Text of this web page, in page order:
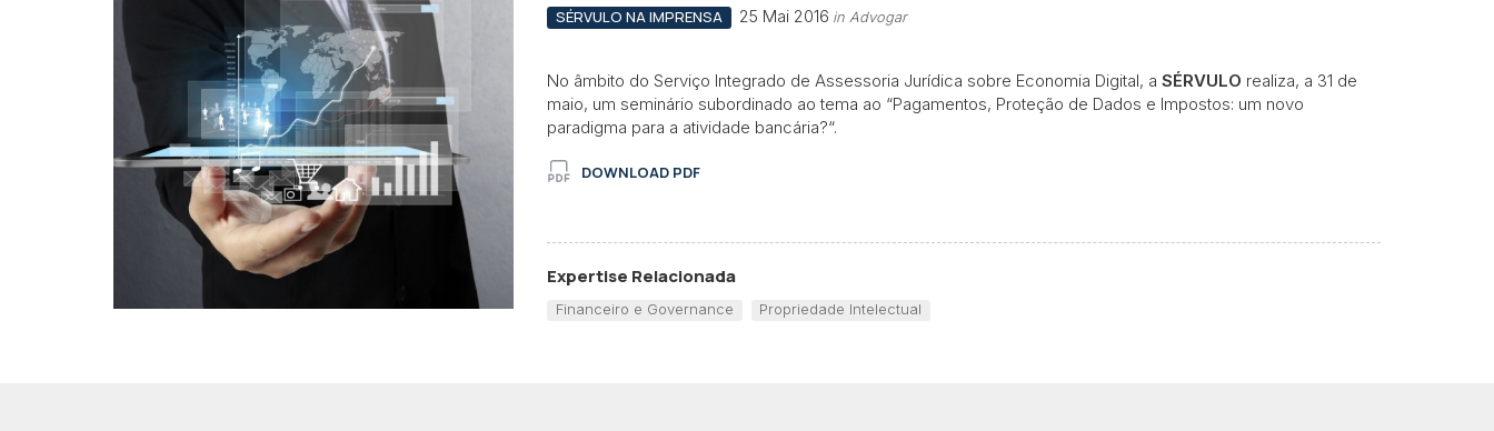
SÉRVULO NA IMPRENSA 25 Mai 2016 in Advogar
No âmbito do Serviço Integrado de Assessoria Jurídica sobre Economia Digital, a SÉRVULO realiza, a 31 de
maio, um seminário subordinado ao tema ao “Pagamentos, Proteção de Dados e Impostos: um novo
paradigma para a atividade bancária?“.
DOWNLOAD PDF
Expertise Relacionada
Financeiro e Governance Propriedade Intelectual